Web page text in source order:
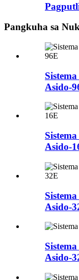
Pangkuha sa
Asido-
Asido-
Asido-
Asido-